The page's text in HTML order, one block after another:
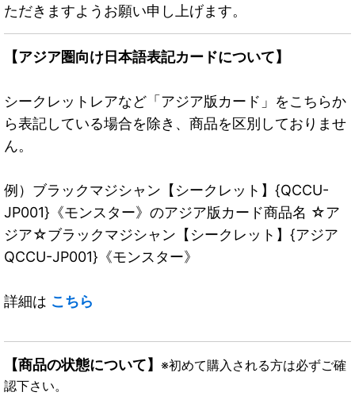
ただきますようお願い申し上げます。
【アジア圏向け日本語表記カードについて】
シークレットレアなど「アジア版カード」をこちらか
ら表記している場合を除き、商品を区別しておりませ
ん。
例）ブラックマジシャン【シークレット】{QCCU-
JP001}《モンスター》のアジア版カード商品名 ☆ア
ジア☆ブラックマジシャン【シークレット】{アジア
QCCU-JP001}《モンスター》
詳細は こちら
【商品の状態について】 ※初めて購入される方は必ずご確
認下さい。